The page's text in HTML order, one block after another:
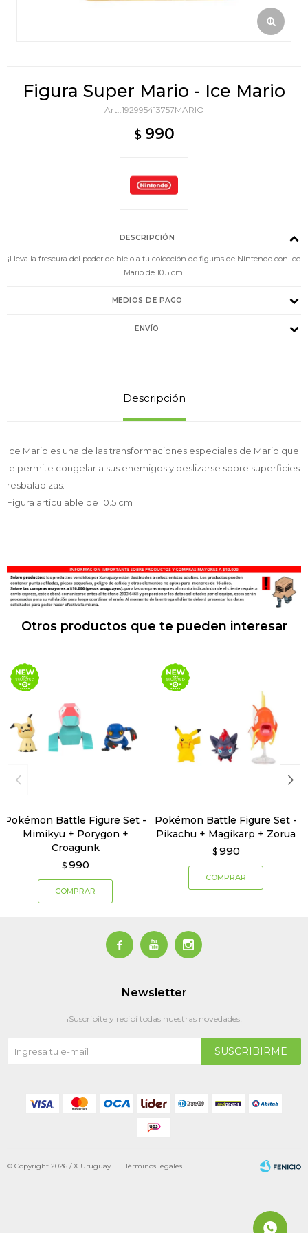
Figura Super Mario - Ice Mario
192995413757MARIO
$ 990
DESCRIPCIÓN
¡Lleva la frescura del poder de hielo a tu colección de figuras de Nintendo con Ice
Mario de 10.5 cm!
MEDIOS DE PAGO
ENVÍO
Descripción
Ice Mario es una de las transformaciones especiales de Mario que
le permite congelar a sus enemigos y deslizarse sobre superficies
resbaladizas.
Figura articulable de 10.5 cm
Otros productos que te pueden interesar
Pokémon Battle Figure Set -
Mimikyu + Porygon +
Croagunk
$ 990
Pokémon Battle Figure Set -
Pikachu + Magikarp + Zorua
$ 990
  
Newsletter
¡Suscribite y recibí todas nuestras novedades!
SUSCRIBIRME
© Copyright 2026 / X Uruguay |Términos legales